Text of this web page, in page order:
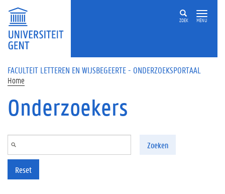
Overslaan en naar de inhoud gaan
ZOEK MENU
FACULTEIT LETTEREN EN WIJSBEGEERTE - ONDERZOEKSPORTAAL
Home
Onderzoekers
Zoeken
Reset